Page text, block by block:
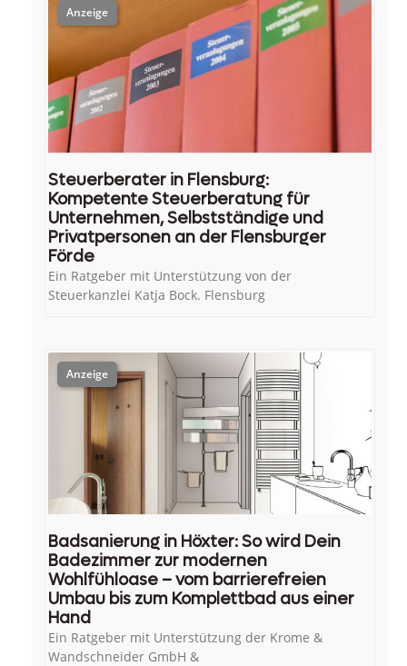
Steuerberater in Flensburg:
Kompetente Steuerberatung für
Unternehmen, Selbstständige und
Privatpersonen an der Flensburger
Förde
Ein Ratgeber mit Unterstützung von der
Steuerkanzlei Katja Bock. Flensburg
Badsanierung in Höxter: So wird Dein
Badezimmer zur modernen
Wohlfühloase – vom barrierefreien
Umbau bis zum Komplettbad aus einer
Hand
Ein Ratgeber mit Unterstützung der Krome &
Wandschneider GmbH &